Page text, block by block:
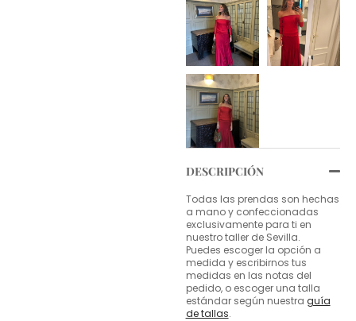
DESCRIPCIÓN
Todas las prendas son hechas
a mano y confeccionadas
exclusivamente para ti en
nuestro taller de Sevilla.
Puedes escoger la opción a
medida y escribirnos tus
medidas en las notas del
pedido, o escoger una talla
estándar según nuestra guía
de tallas.